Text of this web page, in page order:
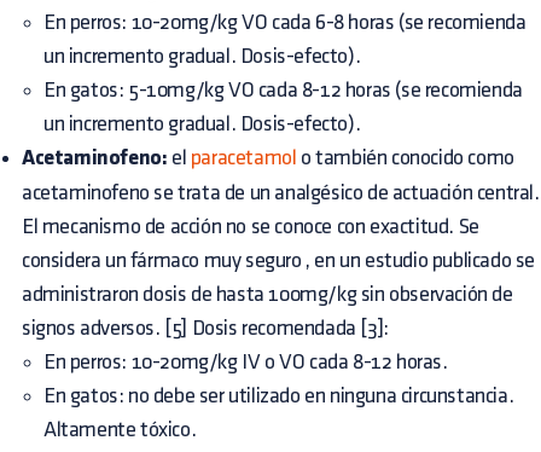
En perros: 10-20mg/kg VO cada 6-8 horas (se recomienda
un incremento gradual. Dosis-efecto).
En gatos: 5-10mg/kg VO cada 8-12 horas (se recomienda
un incremento gradual. Dosis-efecto).
Acetaminofeno: el paracetamol o también conocido como
acetaminofeno se trata de un analgésico de actuación central.
El mecanismo de acción no se conoce con exactitud. Se
considera un fármaco muy seguro , en un estudio publicado se
administraron dosis de hasta 100mg/kg sin observación de
signos adversos. [5] Dosis recomendada [3]:
En perros: 10-20mg/kg IV o VO cada 8-12 horas.
En gatos: no debe ser utilizado en ninguna circunstancia.
Altamente tóxico.